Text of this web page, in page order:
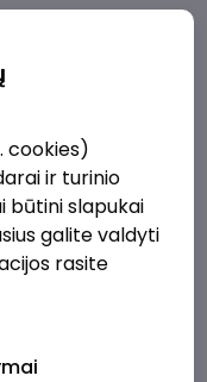
domina?
cookies)
ir turinio
būtini slapukai
galite valdyti
rasite